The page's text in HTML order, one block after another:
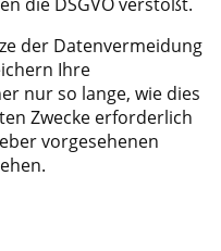
der Datenvermeidung
Ihre
nur so lange, wie dies
Zwecke erforderlich
vorgesehenen